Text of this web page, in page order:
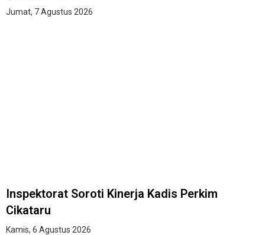
Jumat, 7 Agustus 2026
Inspektorat Soroti Kinerja Kadis Perkim
Cikataru
Kamis, 6 Agustus 2026